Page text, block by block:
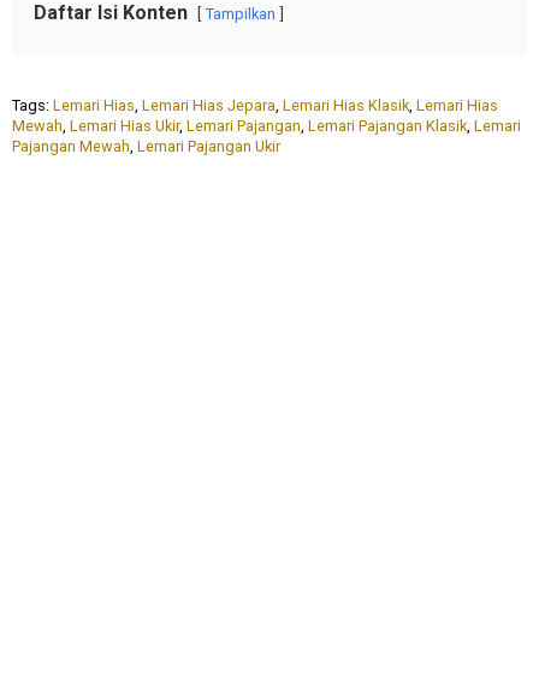
Daftar Isi Konten Tampilkan
Tags: Lemari Hias Lemari Hias Jepara Lemari Hias Klasik Lemari Hias
Mewah Lemari Hias Ukir, Lemari Pajangan Lemari Pajangan Klasik Lemari
Pajangan Mewah Lemari Pajangan Ukir